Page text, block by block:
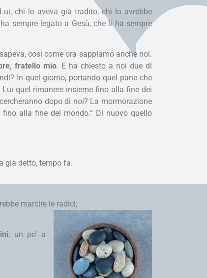
chi lo aveva già tradito, chi lo avrebbe
sempre legato a Gesù, che li ha sempre
così come ora sappiamo anche noi.
fratello mio. E ha chiesto a noi due di
In quel giorno, portando quel pane che
quel rimanere insieme fino alla fine dei
dopo di noi? La mormorazione
alla fine del mondo.” Di nuovo quello
già detto, tempo fa.
marcire le radici;
, un po’ a